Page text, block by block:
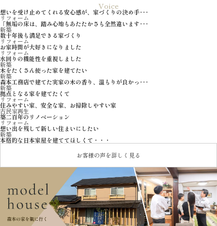
Voice
想いを受け止めてくれる安心感が、家づくりの決め手･･･
リフォーム
「無垢の床は、踏み心地もあたたかさも全然違います･･･
新築
数十年後も満足できる家づくり
リフォーム
お家時間が大好きになりました
リフォーム
水回りの機能性を重視しました
新築
木をたくさん使った家を建てたい
新築
森本工務店で建てた実家の木の香り、温もりが良かっ･･･
新築
拠点となる家を建てたくて
リフォーム
住みやすい家、安全な家、お掃除しやすい家
古民家再生
築二百年のリノベーション
リフォーム
想い出を残して新しい住まいにしたい
新築
本格的な日本家屋を建ててほしくて・・・
お客様の声を詳しく見る